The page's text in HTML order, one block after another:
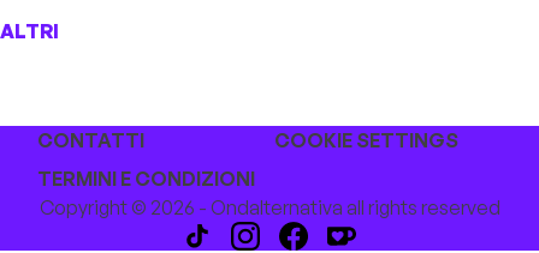
ALTRI
CONTATTI
COOKIE SETTINGS
TERMINI E CONDIZIONI
Copyright © 2026 - Ondalternativa all rights reserved